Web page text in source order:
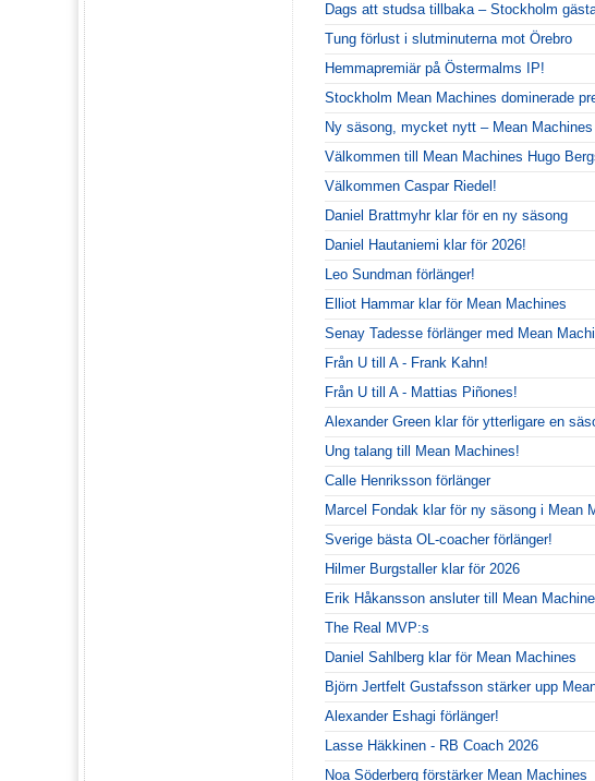
Dags att studsa tillbaka – Stockholm
Tung förlust i slutminuterna mot Örebro
Hemmapremiär på Östermalms IP!
Stockholm Mean Machines dominerade
Ny säsong, mycket nytt – Mean
Välkommen till Mean Machines Hugo
Välkommen Caspar Riedel!
Daniel Brattmyhr klar för en ny säsong
Daniel Hautaniemi klar för 2026!
Leo Sundman förlänger!
Elliot Hammar klar för Mean Machines
Senay Tadesse förlänger med Mean
Från U till A - Frank Kahn!
Från U till A - Mattias Piñones!
Alexander Green klar för ytterligare en
Ung talang till Mean Machines!
Calle Henriksson förlänger
Marcel Fondak klar för ny säsong i Mean
Sverige bästa OL-coacher förlänger!
Hilmer Burgstaller klar för 2026
Erik Håkansson ansluter till Mean
The Real MVP:s
Daniel Sahlberg klar för Mean Machines
Björn Jertfelt Gustafsson stärker upp
Alexander Eshagi förlänger!
Lasse Häkkinen - RB Coach 2026
Noa Söderberg förstärker Mean Machines